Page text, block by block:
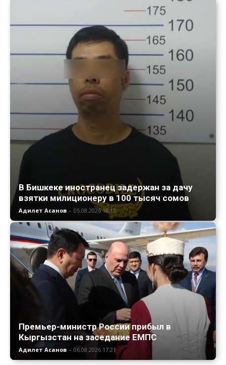
В Бишкеке иностранец задержан за дачу
взятки милиционеру в 100 тысяч сомов
Адилет Асанов - 05.08.2026 18:13
Премьер-министр России прибыл в
Кыргызстан на заседание ЕМПС
Адилет Асанов - 06.08.2026 17:21